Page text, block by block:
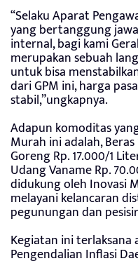
“Selaku Aparat
yang bertanggung
internal, bagi kami
merupakan sebuah
untuk bisa
dari GPM ini, harga
stabil,”ungkapnya.
Adapun komoditas
Murah ini adalah, Beras
Goreng Rp. 17.000/1
Udang Vaname Rp.
didukung oleh Inovasi
melayani kelancaran
pegunungan dan
Kegiatan ini terlaksana
Pengendalian Inflasi